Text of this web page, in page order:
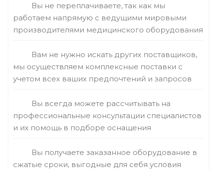
Вы не переплачиваете, так как мы
работаем напрямую с ведущими мировыми
производителями медицинского оборудования
Вам не нужно искать других поставщиков,
мы осуществляем комплексные поставки с
учетом всех ваших предпочтений и запросов
Вы всегда можете рассчитывать на
профессиональные консультации специалистов
и их помощь в подборе оснащения
Вы получаете заказанное оборудование в
сжатые сроки, выгодные для себя условия